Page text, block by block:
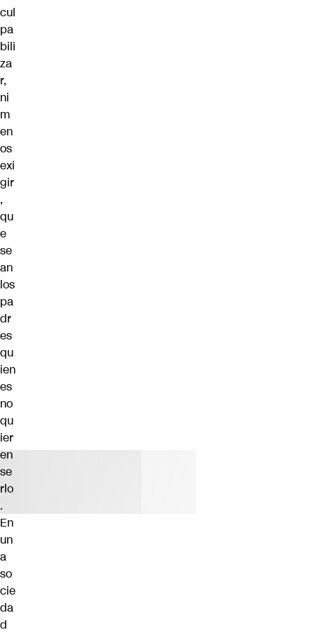
cul
pa
bili
za
r,
ni
m
en
os
exi
gir
,
qu
e
se
an
los
pa
dr
es
qu
ien
es
no
qu
ier
en
se
rlo
.
En
un
a
so
cie
da
d